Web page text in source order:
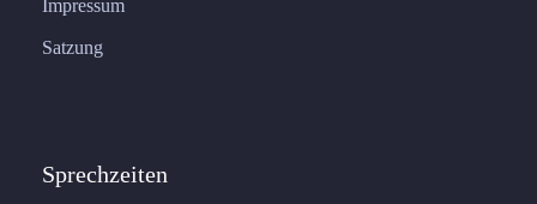
Impressum
Satzung
Sprechzeiten